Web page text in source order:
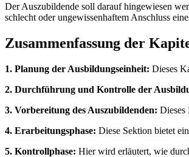
Der Auszubildende soll darauf hingewiesen
schlecht oder ungewissenhaftem Anschluss
Zusammenfassung der
1. Planung der Ausbildungseinheit: Dieses
2. Durchführung und Kontrolle der
3. Vorbereitung des Auszubildenden: Dieses
4. Erarbeitungsphase: Diese Sektion bietet
5. Kontrollphase: Hier wird erläutert, wie